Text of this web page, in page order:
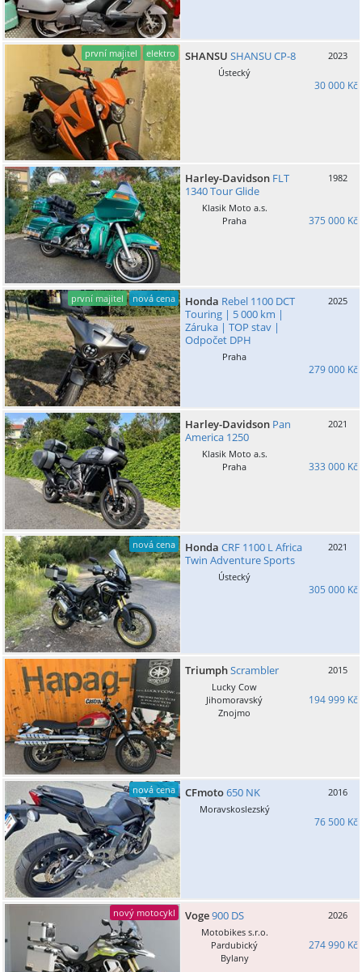
první majitel elektro SHANSU SHANSU CP-8
2023
Ústecký
30 000 Kč
Harley-Davidson FLT
1340 Tour Glide
1982
Klasik Moto a.s.
Praha
375 000 Kč
první majitel nová cena Honda Rebel 1100 DCT
Touring | 5 000 km |
Záruka | TOP stav |
Odpočet DPH
2025
Praha
279 000 Kč
Harley-Davidson Pan
America 1250
2021
Klasik Moto a.s.
Praha
333 000 Kč
nová cena Honda CRF 1100 L Africa
Twin Adventure Sports
2021
Ústecký
305 000 Kč
TriumphScrambler
2015
Lucky Cow
Jihomoravský
Znojmo
194 999 Kč
nová cena CFmoto650 NK
2016
Moravskoslezský
76 500 Kč
nový motocykl Voge900 DS
2026
Motobikes s.r.o.
Pardubický
Bylany
274 990 Kč